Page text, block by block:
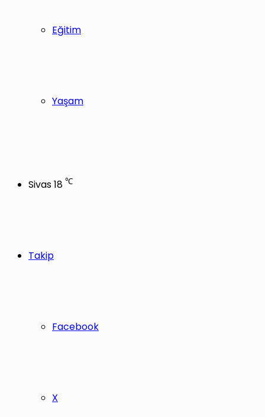
Eğitim
Yaşam
Sivas18 ℃
Takip
Facebook
X